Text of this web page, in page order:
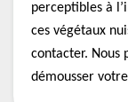
perceptibles à
ces végétaux
contacter. Nous
démousser